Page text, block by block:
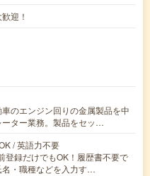
迎！
のエンジン回りの金属製品を中
ター業務。製品をセッ…
/ 英語力不要
録だけでもOK！履歴書不要で
・職種などを入力す…